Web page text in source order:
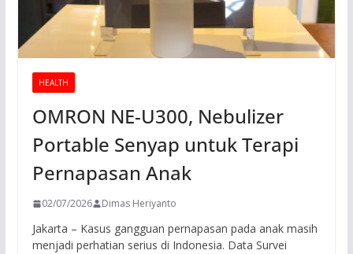
HEALTH
OMRON NE-U300, Nebulizer
Portable Senyap untuk Terapi
Pernapasan Anak
02/07/2026 Dimas Heriyanto
Jakarta – Kasus gangguan pernapasan pada anak masih
menjadi perhatian serius di Indonesia. Data Survei